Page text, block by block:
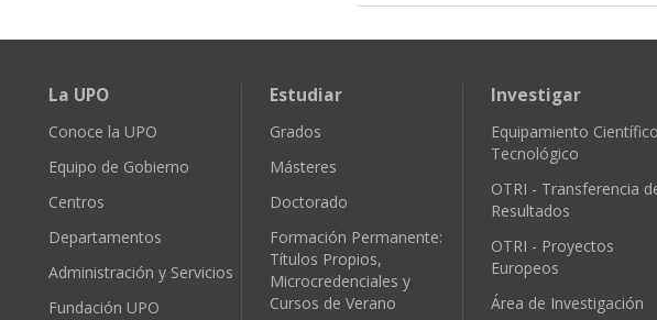
La UPO
Conoce la UPO
Equipo de Gobierno
Centros
Departamentos
Administración y Servicios
Fundación UPO
Estudiar
Grados
Másteres
Doctorado
Formación Permanente:
Títulos Propios,
Microcredenciales y
Cursos de Verano
Investigar
Equipamiento
Tecnológico
OTRI - Transferencia
Resultados
OTRI - Proyectos
Europeos
Área de Investigación